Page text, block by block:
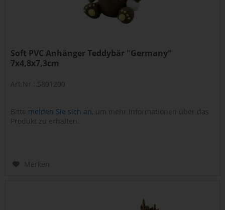
Soft PVC Anhänger Teddybär "Germany"
7x4,8x7,3cm
Art.Nr.: 5801200
Bitte melden Sie sich an, um mehr Informationen über das
Produkt zu erhalten.
Merken